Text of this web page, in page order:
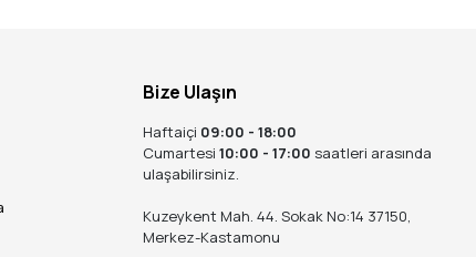
Bize Ulaşın
Haftaiçi 09:00 - 18:00
Cumartesi10:00 - 17:00 saatleri arasında
ulaşabilirsiniz.
Kuzeykent Mah. 44. Sokak No:14 37150,
Merkez-Kastamonu